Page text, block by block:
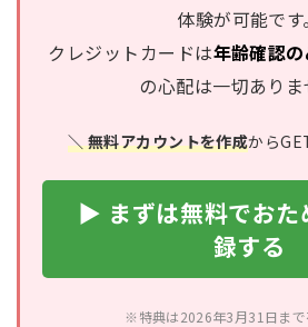
体験が可能です。
クレジットカードは年齢確認
の心配は一切ありま
＼ 無料アカウントを作成から
▶ まずは無料でおた
録する
※特典は2026年3月31日まで